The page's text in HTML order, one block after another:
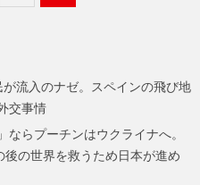
ー
ジ
ー
ジ
流入のナゼ。スペインの飛び地
交事情
ならプーチンはウクライナへ。
後の世界を救うため日本が進め